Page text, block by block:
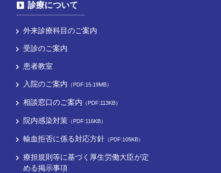
診療について
外来診療科目のご案内
受診のご案内
患者教室
入院のご案内 （PDF:15.19MB）
相談窓口のご案内 （PDF:113KB）
院内感染対策 （PDF:116KB）
輸血拒否に係る対応方針 （PDF:105KB）
療担規則等に基づく厚⽣労働⼤⾂が定
める掲⽰事項